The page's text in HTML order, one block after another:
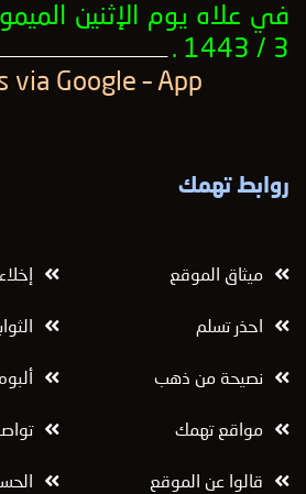
3 / 1443 .
روابط تهمك
ميثاق الموقع
احذر تسلم
نصيحة من ذهب
مواقع تهمك
قالوا عن الموقع